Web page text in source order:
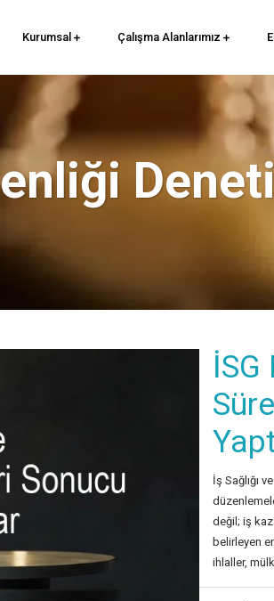
Kurumsal Çalışma Alanlarımız
İş Sağlığı
değil; iş
belirleyen
ihlaller,